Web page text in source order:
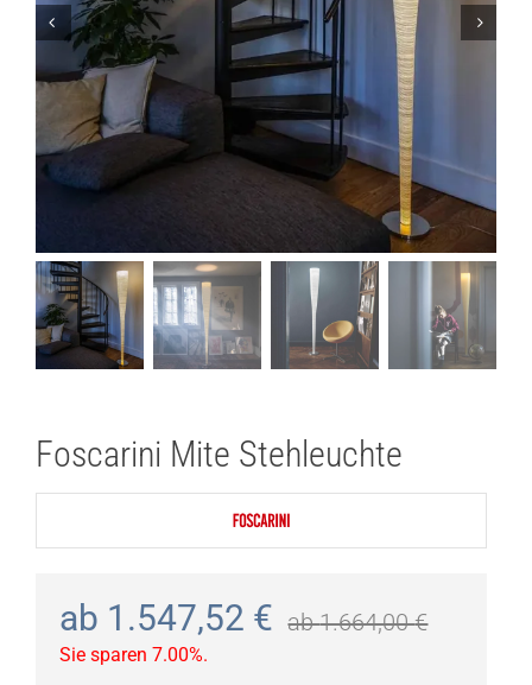
Lichtplanung
Referenzen
Marken
Sale
Foscarini Mite Stehleuchte
ab 1.547,52 € ab1.664,00€
Sie sparen 7.00%.